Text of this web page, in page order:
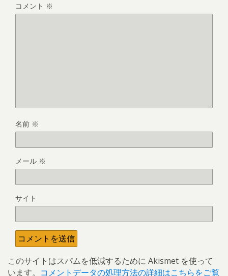
コメント ※
名前 ※
メール ※
サイト
このサイトはスパムを低減するために Akismet を使って
います。 コメントデータの処理方法の詳細はこちらをご覧